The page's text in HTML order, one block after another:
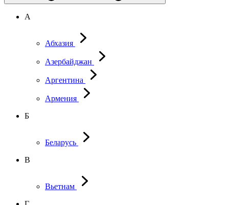
А
Абхазия
Азербайджан
Аргентина
Армения
Б
Беларусь
В
Вьетнам